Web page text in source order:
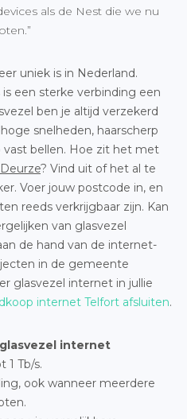
als de Nest die we nu
uniek is in Nederland.
een sterke verbinding een
ben je altijd verzekerd
snelheden, haarscherp
vast bellen. Hoe zit het met
? Vind uit of het al te
Voer jouw postcode in, en
reeds verkrijgbaar zijn. Kan
van glasvezel
de hand van de internet-
in de gemeente
glasvezel internet in jullie
internet Telfort afsluiten.
internet
1 Tb/s.
ook wanneer meerdere